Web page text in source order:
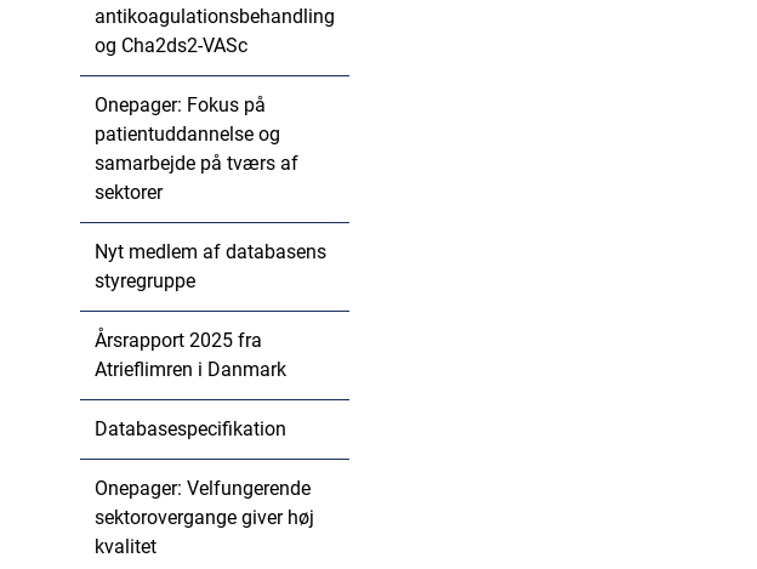
antikoagulationsbehandling
og Cha2ds2-VASc
Onepager: Fokus på
patientuddannelse og
samarbejde på tværs af
sektorer
Nyt medlem af databasens
styregruppe
Årsrapport 2025 fra
Atrieflimren i Danmark
Databasespecifikation
Onepager: Velfungerende
sektorovergange giver høj
kvalitet